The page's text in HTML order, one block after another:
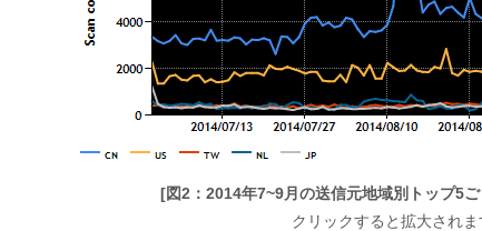
[図2：2014年7~9月の送信元地域別トップ5
クリックすると拡大されま